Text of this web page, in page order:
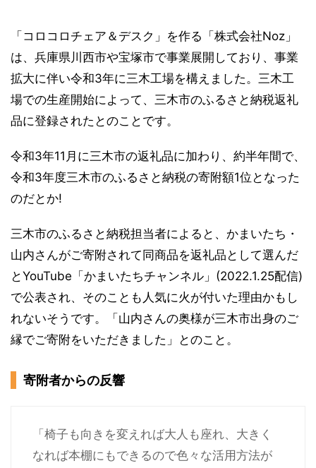
「コロコロチェア＆デスク」を作る「株式会社Noz」
は、兵庫県川西市や宝塚市で事業展開しており、事業
拡大に伴い令和3年に三木工場を構えました。三木工
場での生産開始によって、三木市のふるさと納税返礼
品に登録されたとのことです。
令和3年11月に三木市の返礼品に加わり、約半年間で、
令和3年度三木市のふるさと納税の寄附額1位となった
のだとか!
三木市のふるさと納税担当者によると、かまいたち・
山内さんがご寄附されて同商品を返礼品として選んだ
とYouTube「かまいたちチャンネル」(2022.1.25配信)
で公表され、そのことも人気に火が付いた理由かもし
れないそうです。「山内さんの奥様が三木市出身のご
縁でご寄附をいただきました」とのこと。
寄附者からの反響
「椅子も向きを変えれば大人も座れ、大きく
なれば本棚にもできるので色々な活用方法が